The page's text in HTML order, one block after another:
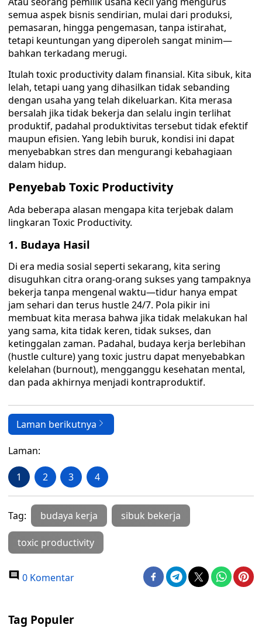
semua aspek bisnis sendirian, mulai dari produksi,
pemasaran, hingga pengemasan, tanpa istirahat,
tetapi keuntungan yang diperoleh sangat minim—
bahkan terkadang merugi.
Itulah toxic productivity dalam finansial. Kita sibuk, kita
lelah, tetapi uang yang dihasilkan tidak sebanding
dengan usaha yang telah dikeluarkan. Kita merasa
bersalah jika tidak bekerja dan selalu ingin terlihat
produktif, padahal produktivitas tersebut tidak efektif
maupun efisien. Yang lebih buruk, kondisi ini dapat
menyebabkan stres dan mengurangi kebahagiaan
dalam hidup.
Penyebab Toxic Productivity
Ada beberapa alasan mengapa kita terjebak dalam
lingkaran Toxic Productivity.
1. Budaya Hasil
Di era media sosial seperti sekarang, kita sering
disuguhkan citra orang-orang sukses yang tampaknya
bekerja tanpa mengenal waktu—tidur hanya empat
jam sehari dan terus hustle 24/7. Pola pikir ini
membuat kita merasa bahwa jika tidak melakukan hal
yang sama, kita tidak keren, tidak sukses, dan
ketinggalan zaman. Padahal, budaya kerja berlebihan
(hustle culture) yang toxic justru dapat menyebabkan
kelelahan (burnout), mengganggu kesehatan mental,
dan pada akhirnya menjadi kontraproduktif.
Laman berikutnya
Laman:
1 2 3 4
Tag: budaya kerja sibuk bekerja
toxic productivity
0 Komentar
Tag Populer